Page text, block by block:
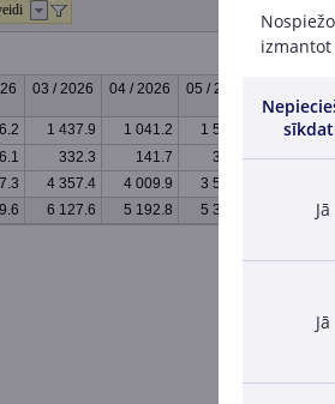
03 / 2026 04 / 2026 05 / 2026
1 437.9 1 041.2 1 529.2
1 842.1
332.3 141.7 309.0
530.9
4 357.4 4 009.9 3 541.3
6 127.6 5 192.8 5 379.5 7 309.3
Jā
Jā